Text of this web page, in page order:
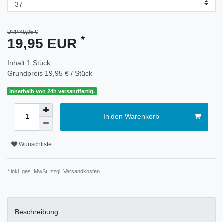
UVP 49,95 €
19,95 EUR *
Inhalt 1 Stück
Grundpreis 19,95 € / Stück
Innerhalb von 24h versandfertig.
In den Warenkorb
Wunschliste
* inkl. ges. MwSt. zzgl. Versandkosten
Beschreibung